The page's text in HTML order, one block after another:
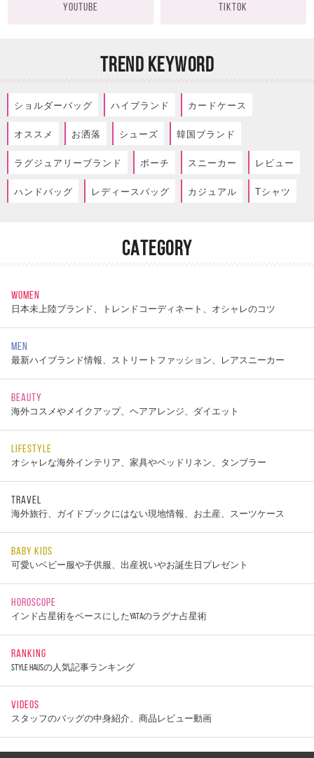
YOUTUBE TIKTOK
TREND KEYWORD
ショルダーバッグ ハイブランド カードケース
オススメ お洒落 シューズ 韓国ブランド
ラグジュアリーブランド ポーチ スニーカー レビュー
ハンドバッグ レディースバッグ カジュアル Tシャツ
CATEGORY
WOMEN
日本未上陸ブランド、トレンドコーディネート、オシャレのコツ
MEN
最新ハイブランド情報、ストリートファッション、レアスニーカー
BEAUTY
海外コスメやメイクアップ、ヘアアレンジ、ダイエット
LIFESTYLE
オシャレな海外インテリア、家具やベッドリネン、タンブラー
TRAVEL
海外旅行、ガイドブックにはない現地情報、お土産、スーツケース
BABY KIDS
可愛いベビー服や子供服、出産祝いやお誕生日プレゼント
HOROSCOPE
インド占星術をベースにしたYATAのラグナ占星術
RANKING
STYLE HAUSの人気記事ランキング
VIDEOS
スタッフのバッグの中身紹介、商品レビュー動画